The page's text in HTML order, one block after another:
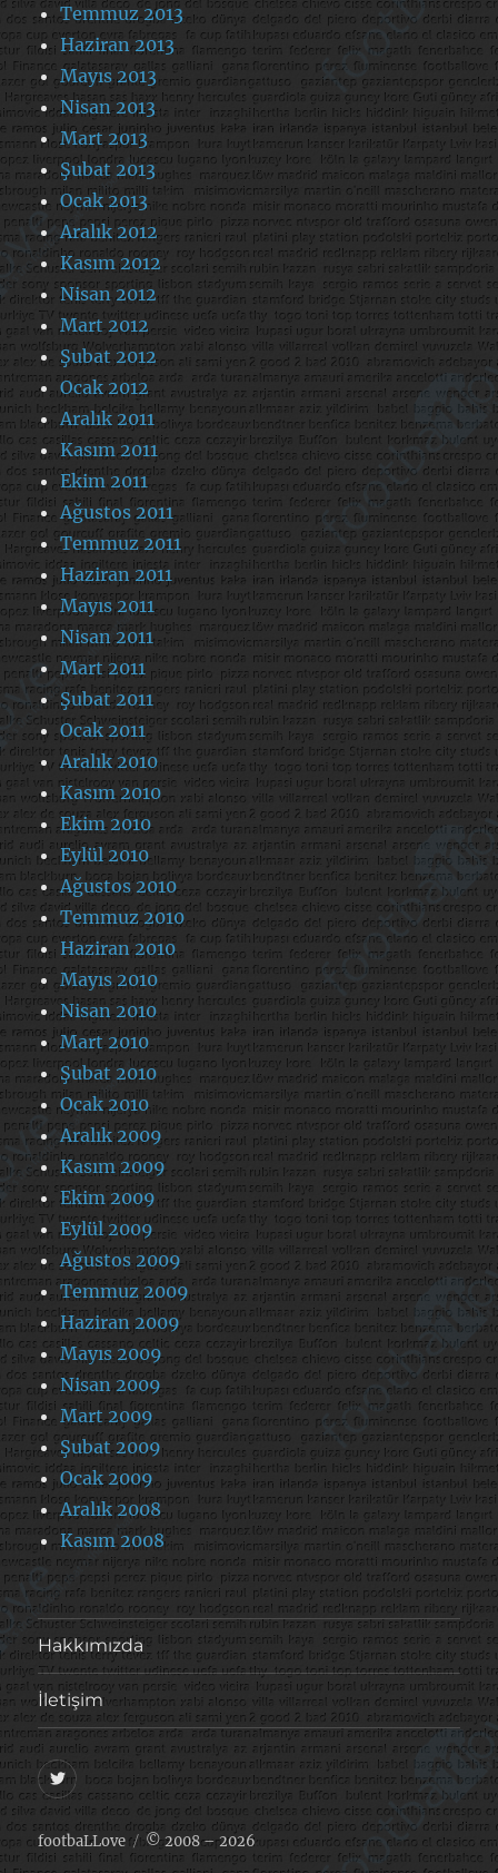
Temmuz 2013
Haziran 2013
Mayıs 2013
Nisan 2013
Mart 2013
Şubat 2013
Ocak 2013
Aralık 2012
Kasım 2012
Nisan 2012
Mart 2012
Şubat 2012
Ocak 2012
Aralık 2011
Kasım 2011
Ekim 2011
Ağustos 2011
Temmuz 2011
Haziran 2011
Mayıs 2011
Nisan 2011
Mart 2011
Şubat 2011
Ocak 2011
Aralık 2010
Kasım 2010
Ekim 2010
Eylül 2010
Ağustos 2010
Temmuz 2010
Haziran 2010
Mayıs 2010
Nisan 2010
Mart 2010
Şubat 2010
Ocak 2010
Aralık 2009
Kasım 2009
Ekim 2009
Eylül 2009
Ağustos 2009
Temmuz 2009
Haziran 2009
Mayıs 2009
Nisan 2009
Mart 2009
Şubat 2009
Ocak 2009
Aralık 2008
Kasım 2008
Hakkımızda
İletişim
@footballove
footbaLLove © 2008 – 2026